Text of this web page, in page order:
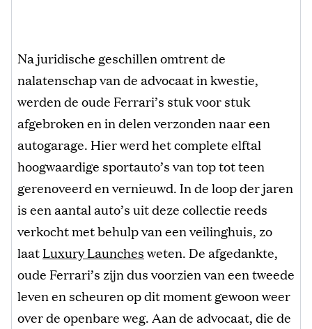
Na juridische geschillen omtrent de
nalatenschap van de advocaat in kwestie,
werden de oude Ferrari’s stuk voor stuk
afgebroken en in delen verzonden naar een
autogarage. Hier werd het complete elftal
hoogwaardige sportauto’s van top tot teen
gerenoveerd en vernieuwd. In de loop der jaren
is een aantal auto’s uit deze collectie reeds
verkocht met behulp van een veilinghuis, zo
laatLuxury Launchesweten. De afgedankte,
oude Ferrari’s zijn dus voorzien van een tweede
leven en scheuren op dit moment gewoon weer
over de openbare weg. Aan de advocaat, die de